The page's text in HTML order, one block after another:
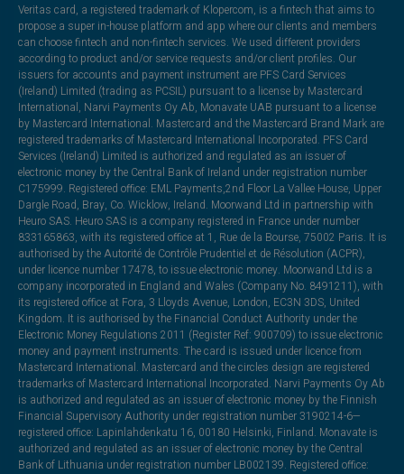
Veritas card, a registered trademark of Klopercom, is a fintech that aims to
propose a super in-house platform and app where our clients and members
can choose fintech and non-fintech services. We used different providers
according to product and/or service requests and/or client profiles. Our
issuers for accounts and payment instrument are PFS Card Services
(Ireland) Limited (trading as PCSIL) pursuant to a license by Mastercard
International, Narvi Payments Oy Ab, Monavate UAB pursuant to a license
by Mastercard International. Mastercard and the Mastercard Brand Mark are
registered trademarks of Mastercard International Incorporated. PFS Card
Services (Ireland) Limited is authorized and regulated as an issuer of
electronic money by the Central Bank of Ireland under registration number
C175999. Registered office: EML Payments,2nd Floor La Vallee House, Upper
Dargle Road, Bray, Co. Wicklow, Ireland. Moorwand Ltd in partnership with
Heuro SAS. Heuro SAS is a company registered in France under number
833165863, with its registered office at 1, Rue de la Bourse, 75002 Paris. It is
authorised by the Autorité de Contrôle Prudentiel et de Résolution (ACPR),
under licence number 17478, to issue electronic money. Moorwand Ltd is a
company incorporated in England and Wales (Company No. 8491211), with
its registered office at Fora, 3 Lloyds Avenue, London, EC3N 3DS, United
Kingdom. It is authorised by the Financial Conduct Authority under the
Electronic Money Regulations 2011 (Register Ref: 900709) to issue electronic
money and payment instruments. The card is issued under licence from
Mastercard International. Mastercard and the circles design are registered
trademarks of Mastercard International Incorporated. Narvi Payments Oy Ab
is authorized and regulated as an issuer of electronic money by the Finnish
Financial Supervisory Authority under registration number 3190214-6—
registered office: Lapinlahdenkatu 16, 00180 Helsinki, Finland. Monavate is
authorized and regulated as an issuer of electronic money by the Central
Bank of Lithuania under registration number LB002139. Registered office: